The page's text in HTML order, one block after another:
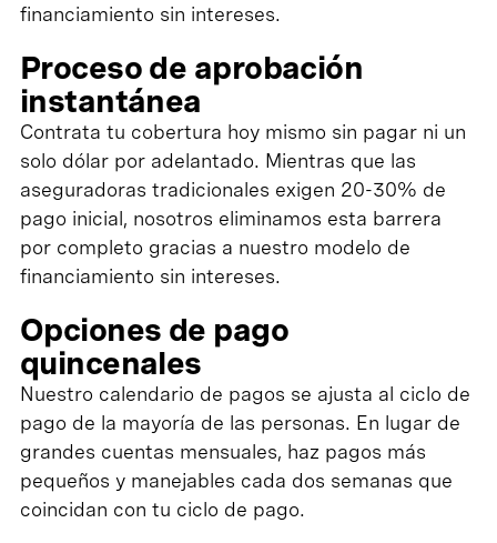
financiamiento sin intereses.
Proceso de aprobación
instantánea
Contrata tu cobertura hoy mismo sin pagar ni un
solo dólar por adelantado. Mientras que las
aseguradoras tradicionales exigen 20-30% de
pago inicial, nosotros eliminamos esta barrera
por completo gracias a nuestro modelo de
financiamiento sin intereses.
Opciones de pago
quincenales
Nuestro calendario de pagos se ajusta al ciclo de
pago de la mayoría de las personas. En lugar de
grandes cuentas mensuales, haz pagos más
pequeños y manejables cada dos semanas que
coincidan con tu ciclo de pago.